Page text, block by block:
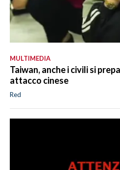
MULTIMEDIA
Taiwan, anche i civili si
attacco cinese
Red